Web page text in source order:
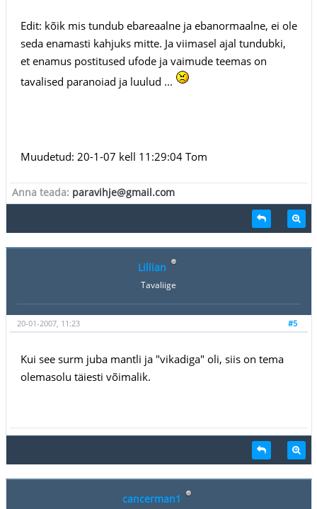
Edit: kõik mis tundub ebareaalne ja ebanormaalne, ei ole
seda enamasti kahjuks mitte. Ja viimasel ajal tundubki,
et enamus postitused ufode ja vaimude teemas on
tavalised paranoiad ja luulud ...
Muudetud: 20-1-07 kell 11:29:04 Tom
Anna teada: paravihje@gmail.com
Lillian
Tavaliige
#5
20-01-2007, 11:23
Kui see surm juba mantli ja "vikadiga" oli, siis on tema
olemasolu täiesti võimalik.
cancerman1